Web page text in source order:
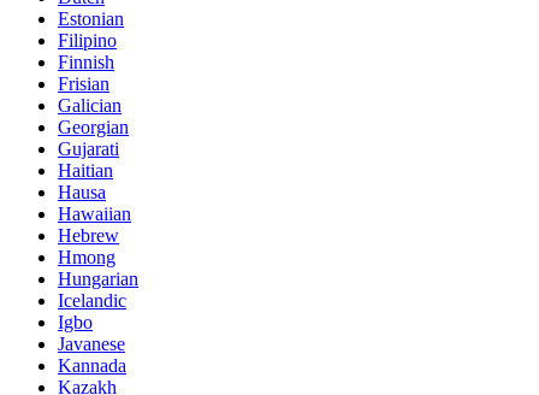
Estonian
Filipino
Finnish
Frisian
Galician
Georgian
Gujarati
Haitian
Hausa
Hawaiian
Hebrew
Hmong
Hungarian
Icelandic
Igbo
Javanese
Kannada
Kazakh